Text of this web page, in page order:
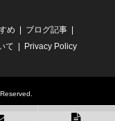
め
ブログ記事
て Privacy Policy